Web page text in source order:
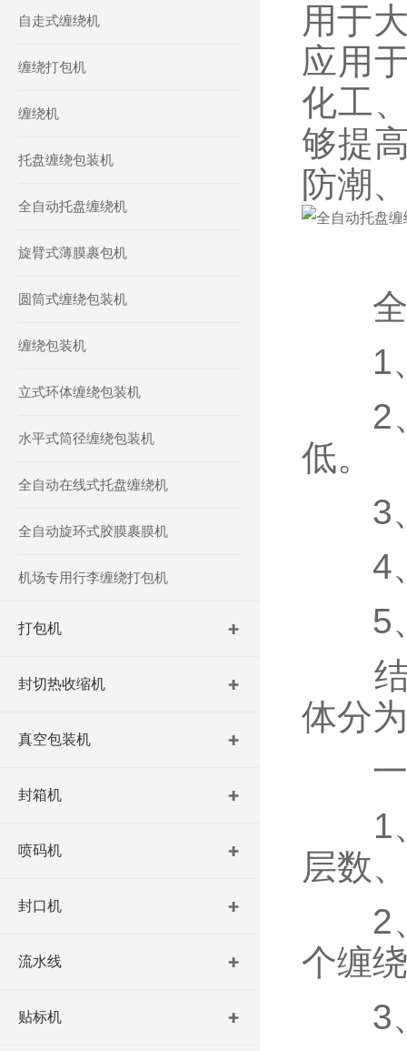
自走式缠绕机
缠绕打包机
缠绕机
托盘缠绕包装机
全自动托盘缠绕机
旋臂式薄膜裹包机
圆筒式缠绕包装机
缠绕包装机
立式环体缠绕包装机
水平式筒径缠绕包装机
全自动在线式托盘缠绕机
全自动旋环式胶膜裹膜机
机场专用行李缠绕打包机
打包机
封切热收缩机
真空包装机
封箱机
喷码机
封口机
流水线
贴标机
用于
应用
化工
够提
防潮
全
1、
2、
低。
3、
4、
5、
结
体分
一
1、
层数
2、
个缠
3、